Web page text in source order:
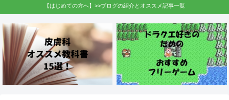
【はじめての方へ】>>ブログの紹介とオススメ記事一覧